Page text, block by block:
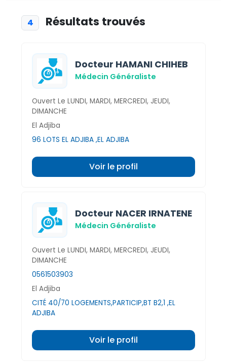
4 Résultats trouvés
Docteur HAMANI CHIHEB
Médecin Généraliste
Ouvert Le LUNDI, MARDI, MERCREDI, JEUDI,
DIMANCHE
El Adjiba
96 LOTS EL ADJIBA ,EL ADJIBA
Voir le profil
Docteur NACER IRNATENE
Médecin Généraliste
Ouvert Le LUNDI, MARDI, MERCREDI, JEUDI,
DIMANCHE
0561503903
El Adjiba
CITÉ 40/70 LOGEMENTS,PARTICIP,BT B2,1 ,EL
ADJIBA
Voir le profil